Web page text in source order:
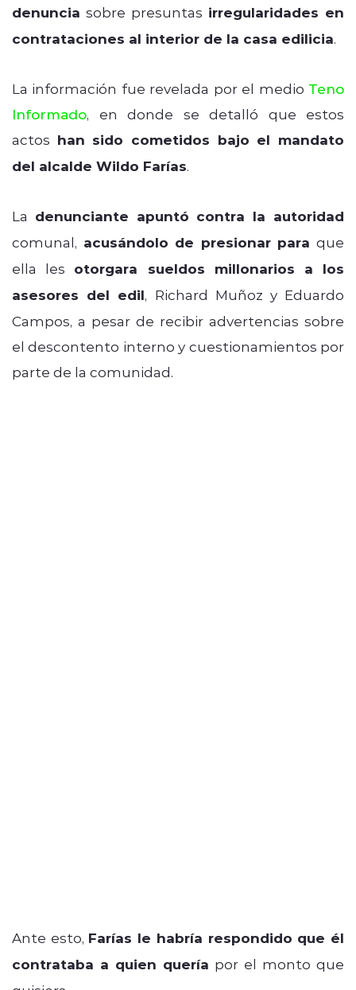
denuncia sobre presuntas irregularidades en
contrataciones al interior de la casa edilicia.
La información fue revelada por el medio Teno
Informado, en donde se detalló que estos
actos han sido cometidos bajo el mandato
del alcalde Wildo Farías.
La denunciante apuntó contra la autoridad
comunal, acusándolo de presionar para que
ella les otorgara sueldos millonarios a los
asesores del edil, Richard Muñoz y Eduardo
Campos, a pesar de recibir advertencias sobre
el descontento interno y cuestionamientos por
parte de la comunidad.
Ante esto, Farías le habría respondido que él
contrataba a quien quería por el monto que